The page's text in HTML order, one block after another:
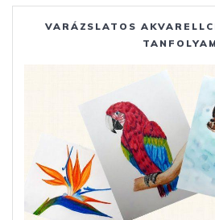
VARÁZSLATOS
TANFOLYAM